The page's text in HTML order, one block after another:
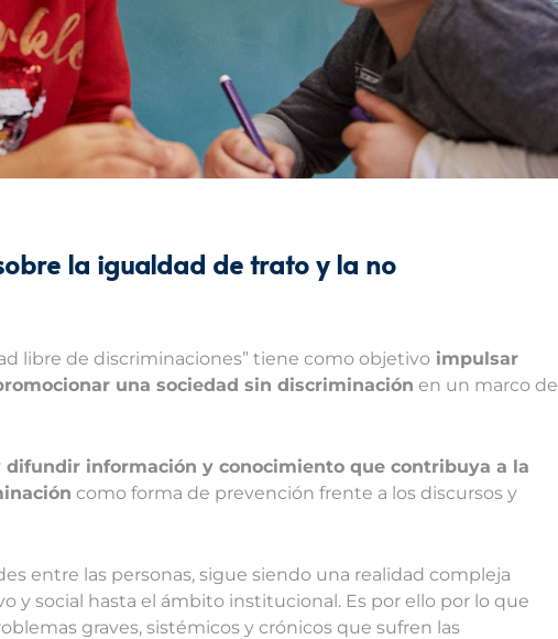
la igualdad de trato y la no
libre de discriminaciones” tiene como objetivo impulsar
una sociedad sin discriminación en un marco de
difundir información y conocimiento que contribuya a la
como forma de prevención frente a los discursos y
entre las personas, sigue siendo una realidad compleja
y social hasta el ámbito institucional. Es por ello por lo que
graves, sistémicos y crónicos que sufren las